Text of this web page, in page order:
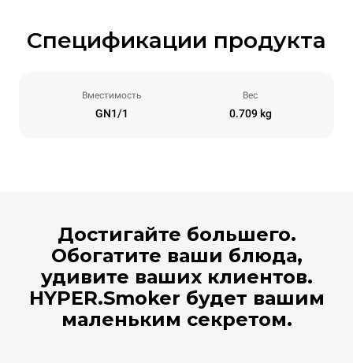
Спецификации продукта
Вместимость
GN1/1
Вес
0.709 kg
Достигайте большего.
Обогатите ваши блюда,
удивите ваших клиентов.
HYPER.Smoker будет вашим
маленьким секретом.